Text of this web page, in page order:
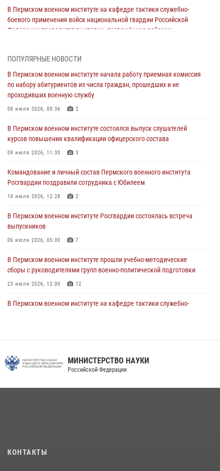
В Пермском военном институте на кафедре тактики служебно-
боевого применения войск национальной гвардии Российской
Федерации проводится выставка, посвящённая войскам
Командование и личный состав Пермского военного института
Росгвардии поздравили сотрудника с Юбилеем
10 июля 2026, 12:28 2
курсов повышения квалификации офицерского состава
09 июля 2026, 11:30 3
по набору абитуриентов из числа граждан, прошедших и не
проходивших военную службу
08 июля 2026, 09:36 2
Военнослужащие Пермского военного института приняли участие в
чемпионате войск национальной гвардии Российской Федерации по
боксу
В Росгвардии определили лучших специалистов продовольственной
службы
ПОПУЛЯРНЫЕ НОВОСТИ
В Пермском военном институте начала работу приемная комиссия
по набору абитуриентов из числа граждан, прошедших и не
проходивших военную службу
08 июля 2026, 09:36 2
В Пермском военном институте состоялся выпуск слушателей
курсов повышения квалификации офицерского состава
09 июля 2026, 11:30 3
Командование и личный состав Пермского военного института
Росгвардии поздравили сотрудника с Юбилеем
10 июля 2026, 12:28 2
В Пермском военном институте Росгвардии состоялась встреча
выпускников
06 июля 2026, 05:00 7
В Пермском военном институте прошли учебно-методические
сборы с руководителями групп военно-политической подготовки
23 июля 2026, 12:00 12
В Пермском военном институте на кафедре тактики служебно-
В Росгвардии определили лучших специалистов продовольственной
МИНИСТЕРСТВО НАУКИ
Российской Федерации
КОНТАКТЫ